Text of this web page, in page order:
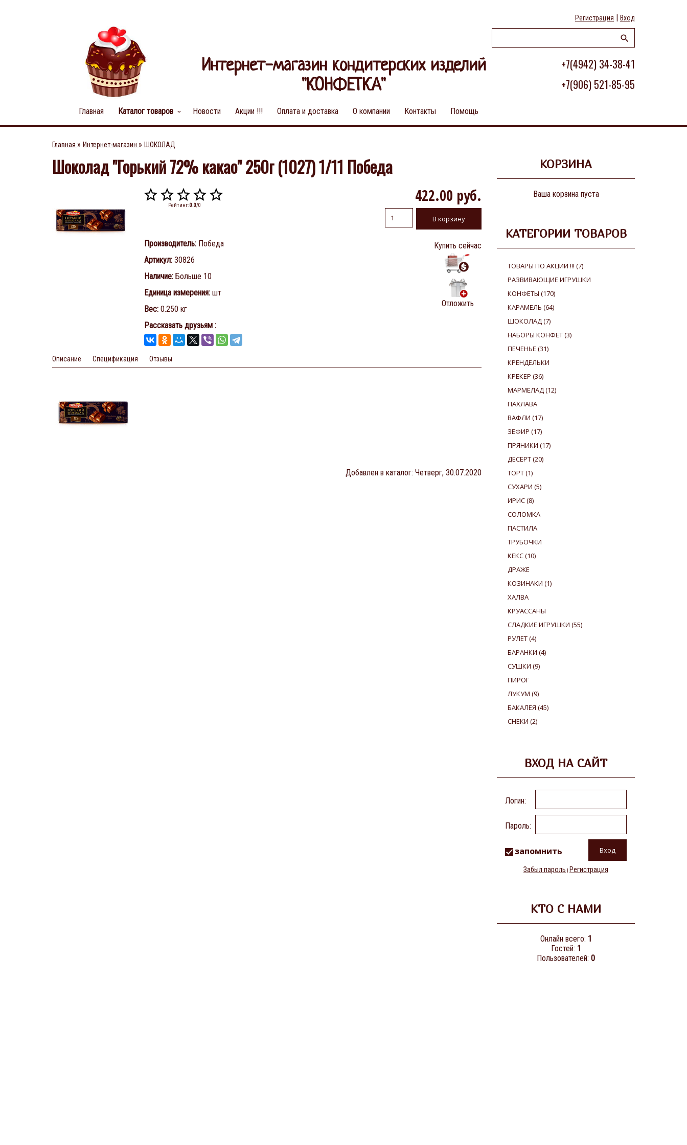
Регистрация | Вход
Интернет-магазин кондитерских изделий
"КОНФЕТКА"
+7(4942) 34-38-41
+7(906) 521-85-95
Главная Каталог товаров keyboard_arrow_down Новости Акции !!! Оплата и доставка О компании Контакты Помощь
Главная » Интернет-магазин » ШОКОЛАД
Шоколад "Горький 72% какао" 250г (1027) 1/11 Победа
Рейтинг:0.0/0
422.00 руб.
Производитель: Победа
Артикул: 30826
Наличие: Больше 10
Единица измерения: шт
Вес: 0.250 кг
Рассказать друзьям :
Купить сейчас
Отложить
Описание Спецификация Отзывы
Добавлен в каталог: Четверг, 30.07.2020
КОРЗИНА
Ваша корзина пуста
КАТЕГОРИИ ТОВАРОВ
ТОВАРЫ ПО АКЦИИ !!! (7)
РАЗВИВАЮЩИЕ ИГРУШКИ
КОНФЕТЫ (170)
КАРАМЕЛЬ (64)
ШОКОЛАД(7)
НАБОРЫ КОНФЕТ(3)
ПЕЧЕНЬЕ (31)
КРЕНДЕЛЬКИ
КРЕКЕР (36)
МАРМЕЛАД(12)
ПАХЛАВА
ВАФЛИ (17)
ЗЕФИР (17)
ПРЯНИКИ (17)
ДЕСЕРТ(20)
ТОРТ(1)
СУХАРИ (5)
ИРИС(8)
СОЛОМКА
ПАСТИЛА
ТРУБОЧКИ
КЕКС(10)
ДРАЖЕ
КОЗИНАКИ (1)
ХАЛВА
КРУАССАНЫ
СЛАДКИЕ ИГРУШКИ (55)
РУЛЕТ(4)
БАРАНКИ (4)
СУШКИ (9)
ПИРОГ
ЛУКУМ (9)
БАКАЛЕЯ (45)
СНЕКИ (2)
ВХОД НА САЙТ
Логин:
Пароль:
запомнить
Забыл пароль | Регистрация
КТО С НАМИ
Онлайн всего: 1
Гостей: 1
Пользователей: 0